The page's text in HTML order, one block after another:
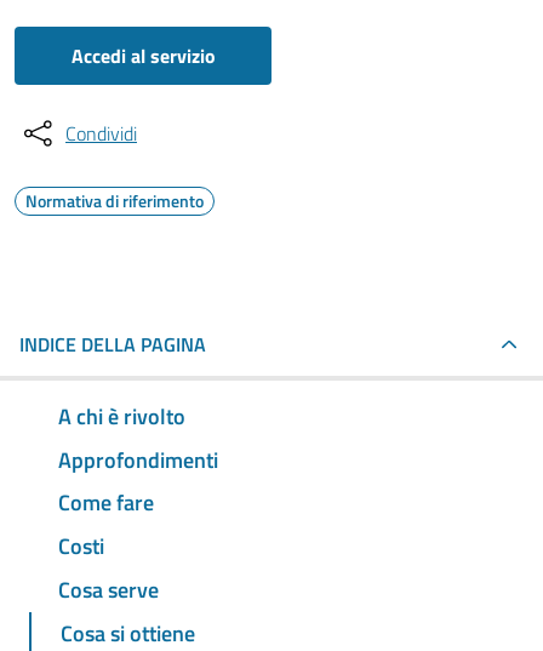
Accedi al servizio
Condividi
Normativa di riferimento
INDICE DELLA PAGINA
A chi è rivolto
Approfondimenti
Come fare
Costi
Cosa serve
Cosa si ottiene